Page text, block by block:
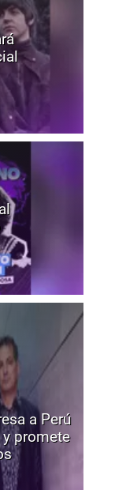
a Perú
promete